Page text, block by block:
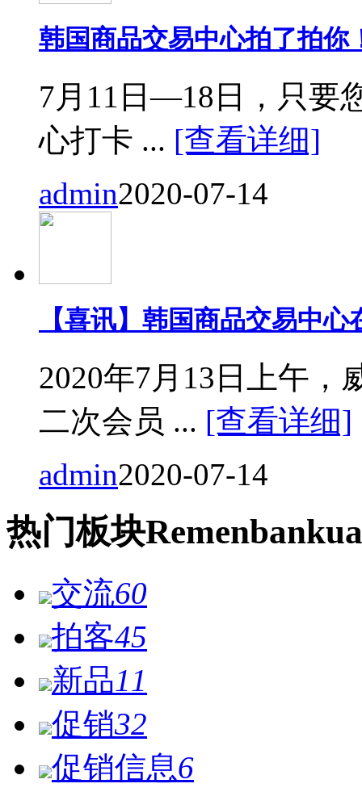
韩国商品交易中心拍了拍你
7月11日—18日，只要
心打卡 ... [查看详细]
admin2020-07-14
【喜讯】韩国商品交易中
2020年7月13日上午，
二次会员 ... [查看详细]
admin2020-07-14
热门板块Remen
交流60
拍客45
新品11
促销32
促销信息6